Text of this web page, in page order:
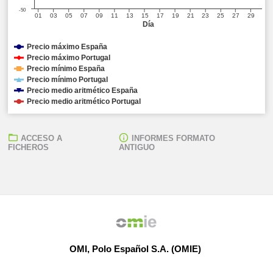
Día
01 03 05 07 09 11 13 15 17 19 21 23 25 27 29
-50
Precio máximo España
Precio máximo Portugal
Precio mínimo España
Precio mínimo Portugal
Precio medio aritmético España
Precio medio aritmético Portugal
ACCESO A
FICHEROS
INFORMES FORMATO
ANTIGUO
OMI, Polo Español S.A. (OMIE)